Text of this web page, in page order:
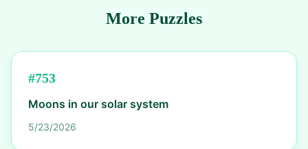
More Puzzles
#753
Moons in our solar system
5/23/2026